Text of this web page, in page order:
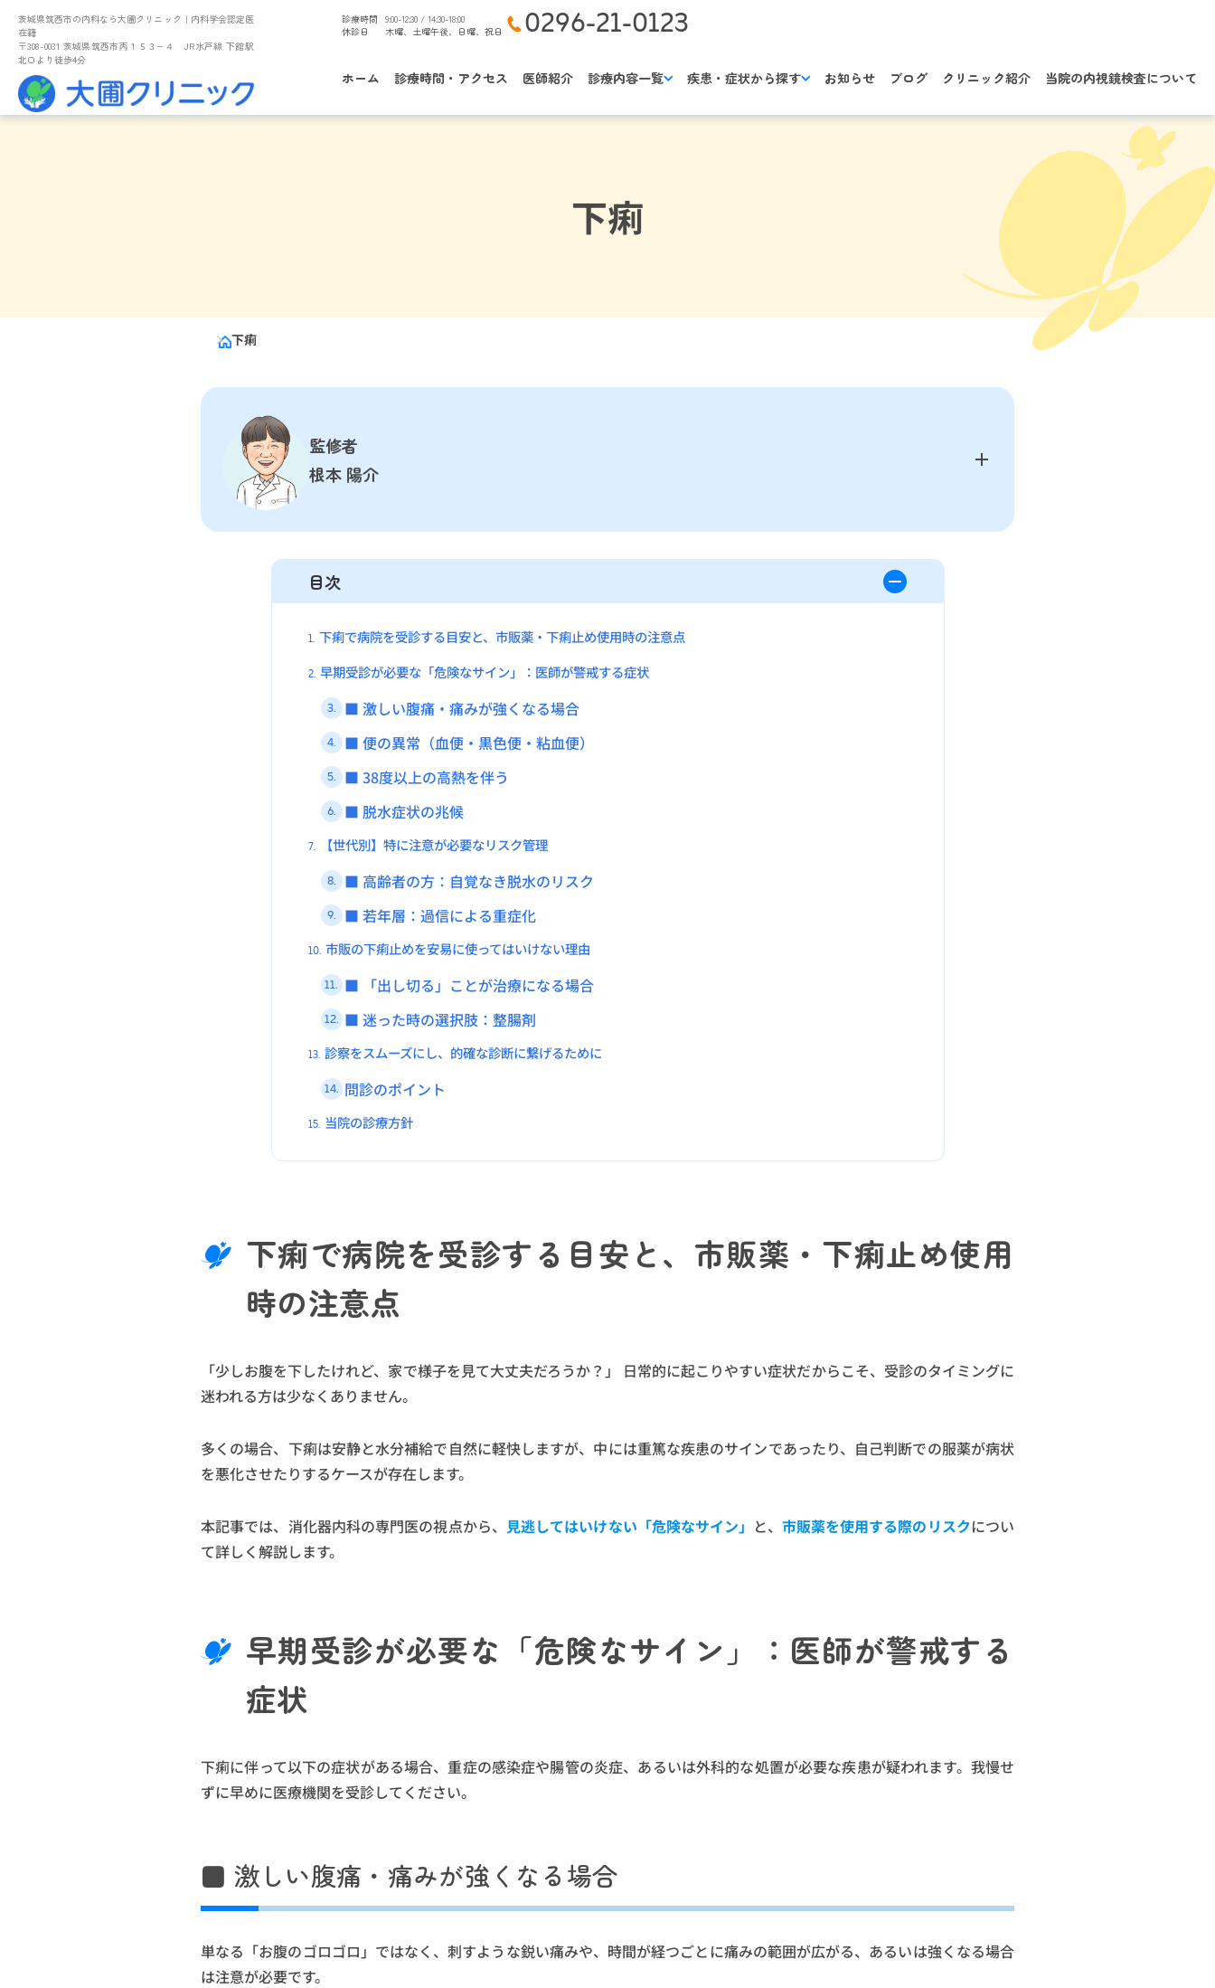
茨城県筑西市の内科なら大圃クリニック ｜内科学会認定医
在籍
〒308-0031 茨城県筑西市丙１５３−４ JR水戸線 下館駅
北口より徒歩4分
診療時間 9:00-12:30 / 14:30-18:00
休診日
木曜、土曜午後、日曜、祝日 0296-21-0123
ホーム 診療時間・アクセス 医師紹介 診療内容一覧 疾患・症状から探す お知らせ ブログ クリニック紹介 当院の内視鏡検査について
下痢
下痢
監修者
根本 陽介
目次
1. 下痢で病院を受診する目安と、市販薬・下痢止め使用時の注意点
2. 早期受診が必要な「危険なサイン」：医師が警戒する症状
3. ■ 激しい腹痛・痛みが強くなる場合
4. ■ 便の異常（血便・黒色便・粘血便）
5. ■ 38度以上の高熱を伴う
6. ■ 脱水症状の兆候
7. 【世代別】特に注意が必要なリスク管理
8. ■ 高齢者の方：自覚なき脱水のリスク
9. ■ 若年層：過信による重症化
10. 市販の下痢止めを安易に使ってはいけない理由
11. ■ 「出し切る」ことが治療になる場合
12. ■ 迷った時の選択肢：整腸剤
13. 診察をスムーズにし、的確な診断に繋げるために
14. 問診のポイント
15. 当院の診療方針
下痢で病院を受診する目安と、市販薬・下痢止め使用
時の注意点
「少しお腹を下したけれど、家で様子を見て大丈夫だろうか？」 日常的に起こりやすい症状だからこそ、受診のタイミングに
迷われる方は少なくありません。
多くの場合、下痢は安静と水分補給で自然に軽快しますが、中には重篤な疾患のサインであったり、自己判断での服薬が病状
を悪化させたりするケースが存在します。
本記事では、消化器内科の専門医の視点から、 見逃してはいけない「危険なサイン」 と、 市販薬を使用する際のリスクについ
て詳しく解説します。
早期受診が必要な「危険なサイン」：医師が警戒する
症状
下痢に伴って以下の症状がある場合、重症の感染症や腸管の炎症、あるいは外科的な処置が必要な疾患が疑われます。我慢せ
ずに早めに医療機関を受診してください。
■ 激しい腹痛・痛みが強くなる場合
単なる「お腹のゴロゴロ」ではなく、刺すような鋭い痛みや、時間が経つごとに痛みの範囲が広がる、あるいは強くなる場合
は注意が必要です。